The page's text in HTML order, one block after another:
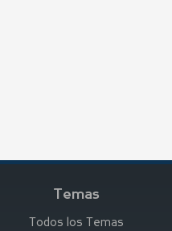
Temas
Todos los Temas